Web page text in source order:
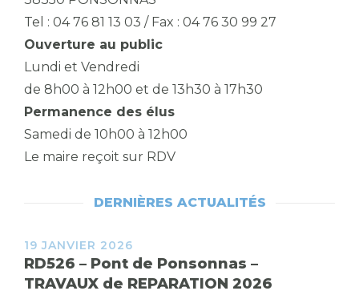
Tel : 04 76 81 13 03 / Fax : 04 76 30 99 27
Ouverture au public
Lundi et Vendredi
de 8h00 à 12h00 et de 13h30 à 17h30
Permanence des élus
Samedi de 10h00 à 12h00
Le maire reçoit sur RDV
DERNIÈRES ACTUALITÉS
19 JANVIER 2026
RD526 – Pont de Ponsonnas –
TRAVAUX de REPARATION 2026